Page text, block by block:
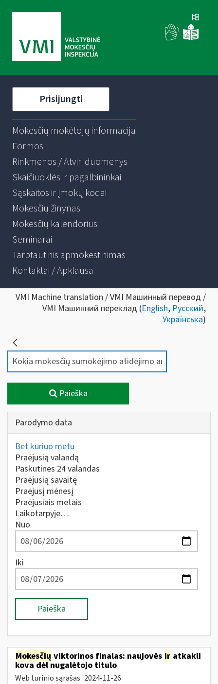
Prisijungti
Mokesčių mokėtojų informacija
Formos
Rinkmenos / Atviri duomenys
Skaičiuoklės ir pagalbininkai
Sąskaitos ir įmokų kodai
Mokesčių žinynas
Mokesčių kalendorius
Seminarai
Tarptautinis apmokestinimas
Kontaktai / Apklausa
VMI Machine translation / VMI Машинный перевод /
VMI Машинний переклад (English, Русский,
Українська)
Paieška
Parodymo data
Bet kuriuo metu
Praėjusią valandą
Paskutines 24 valandas
Praėjusią savaitę
Praėjusį mėnesį
Praėjusiais metais
Laikotarpyje…
Nuo
Iki
Paieška
Mokesčių viktorinos finalas: naujovės ir atkakli
kova dėl nugalėtojo titulo
Web turinio sąrašas 2024-11-26